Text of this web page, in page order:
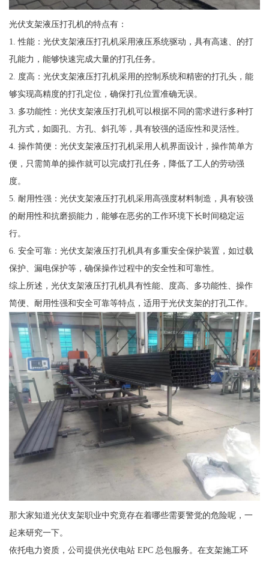
光伏支架液压打孔机的特点有：
1. 性能：光伏支架液压打孔机采用液压系统驱动，具有高速、的打
孔能力，能够快速完成大量的打孔任务。
2. 度高：光伏支架液压打孔机采用的控制系统和精密的打孔头，能
够实现高精度的打孔定位，确保打孔位置准确无误。
3. 多功能性：光伏支架液压打孔机可以根据不同的需求进行多种打
孔方式，如圆孔、方孔、斜孔等，具有较强的适应性和灵活性。
4. 操作简便：光伏支架液压打孔机采用人机界面设计，操作简单方
便，只需简单的操作就可以完成打孔任务，降低了工人的劳动强
度。
5. 耐用性强：光伏支架液压打孔机采用高强度材料制造，具有较强
的耐用性和抗磨损能力，能够在恶劣的工作环境下长时间稳定运
行。
6. 安全可靠：光伏支架液压打孔机具有多重安全保护装置，如过载
保护、漏电保护等，确保操作过程中的安全性和可靠性。
综上所述，光伏支架液压打孔机具有性能、度高、多功能性、操作
简便、耐用性强和安全可靠等特点，适用于光伏支架的打孔工作。
那大家知道光伏支架职业中究竟存在着哪些需要警觉的危险呢，一
起来研究一下。
依托电力资质，公司提供光伏电站 EPC 总包服务。在支架施工环